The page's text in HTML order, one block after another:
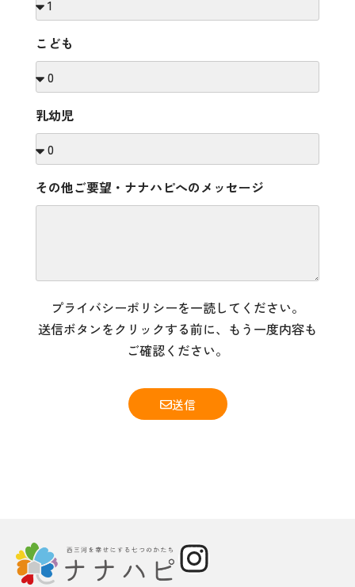
こども
乳幼児
その他ご要望・ナナハピへのメッセージ
プライバシーポリシーを一読してください。
送信ボタンをクリックする前に、もう一度内容も
ご確認ください。
送信